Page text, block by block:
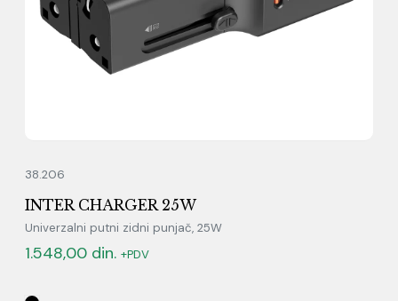
38.206
INTER CHARGER 25W
Univerzalni putni zidni punjač, 25W
1.548,00 din. +PDV